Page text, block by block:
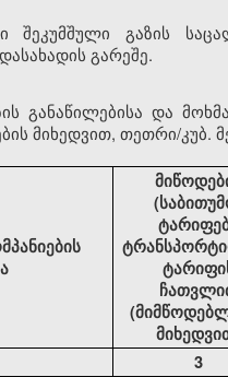
შეკუმშული გაზის
გარეშე.
განაწილებისა და
მიხედვით, თეთრი/კუბ.
3